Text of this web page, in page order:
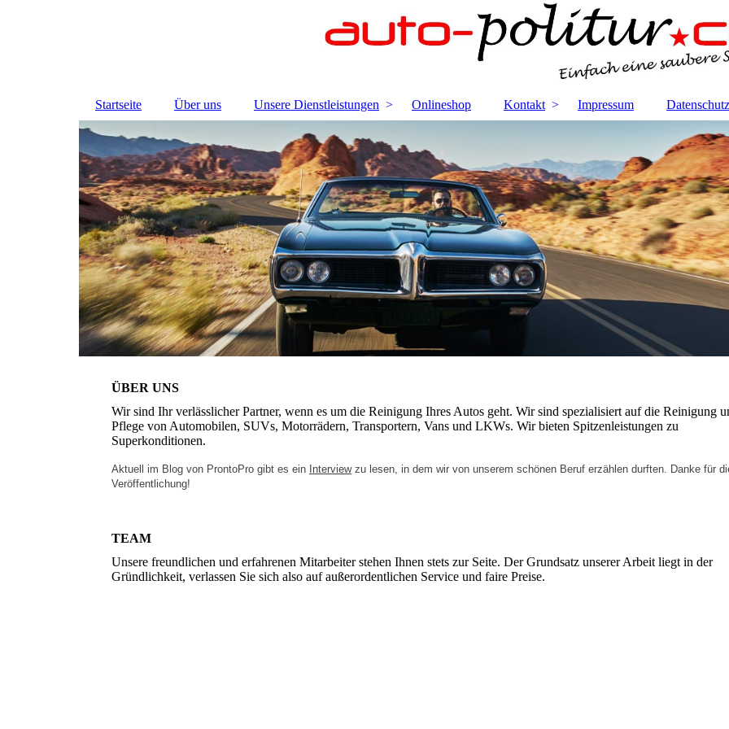
Startseite Über uns Unsere Dienstleistungen Onlineshop Kontakt Impressum Datenschutz
ÜBER UNS
Wir sind Ihr verlässlicher Partner, wenn es um die Reinigung Ihres Autos geht. Wir sind spezialisiert auf die Reinigung
Pflege von Automobilen, SUVs, Motorrädern, Transportern, Vans und LKWs. Wir bieten Spitzenleistungen zu
Superkonditionen.
Aktuell im Blog von ProntoPro gibt es ein Interviewzu lesen, in dem wir von unserem schönen Beruf erzählen durften. Danke für
Veröffentlichung!
TEAM
Unsere freundlichen und erfahrenen Mitarbeiter stehen Ihnen stets zur Seite. Der Grundsatz unserer Arbeit liegt in der
Gründlichkeit, verlassen Sie sich also auf außerordentlichen Service und faire Preise.